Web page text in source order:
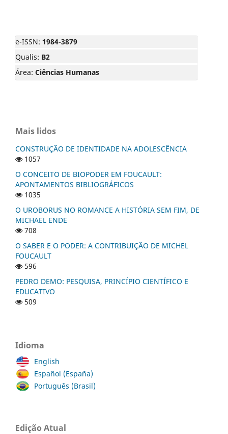
e-ISSN: 1984-3879
Qualis: B2
Área: Ciências Humanas
Mais lidos
CONSTRUÇÃO DE IDENTIDADE NA ADOLESCÊNCIA
1057
O CONCEITO DE BIOPODER EM FOUCAULT:
APONTAMENTOS BIBLIOGRÁFICOS
1035
O UROBORUS NO ROMANCE A HISTÓRIA SEM FIM, DE
MICHAEL ENDE
708
O SABER E O PODER: A CONTRIBUIÇÃO DE MICHEL
FOUCAULT
596
PEDRO DEMO: PESQUISA, PRINCÍPIO CIENTÍFICO E
EDUCATIVO
509
Idioma
English
Español (España)
Português (Brasil)
Edição Atual